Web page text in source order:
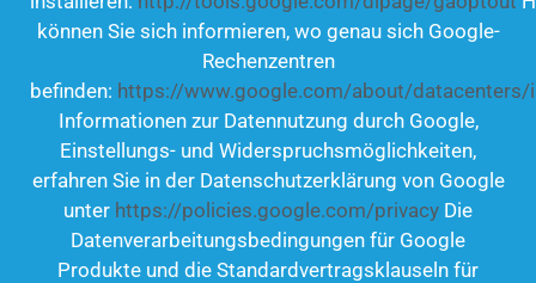
können Sie sich informieren, wo genau sich Google-
Rechenzentren
befinden: https://www.google.com/about/
Informationen zur Datennutzung durch Google,
Einstellungs- und Widerspruchsmöglichkeiten,
erfahren Sie in der Datenschutzerklärung von Google
unter https://policies.google.com/privacy Die
Datenverarbeitungsbedingungen für Google
Produkte und die Standardvertragsklauseln für